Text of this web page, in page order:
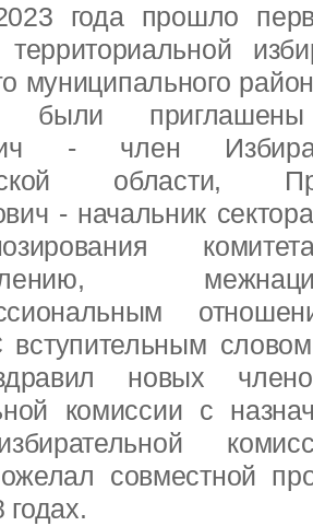
года прошло
территориальной
муниципального
были
- член
области,
- начальник
вступительным
новых
комиссии с
совместной
годах.